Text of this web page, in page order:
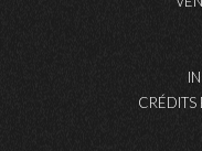
CRÉDITS